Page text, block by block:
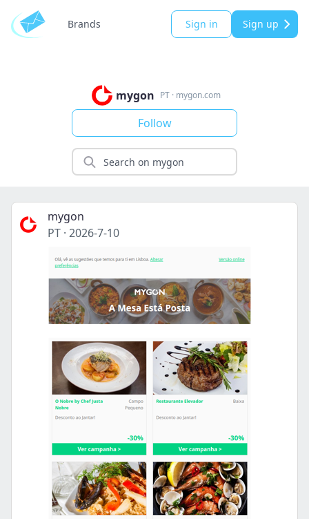
Brands Sign in Sign up
mygon PT · mygon.com
Follow
mygon
PT · 2026-7-10